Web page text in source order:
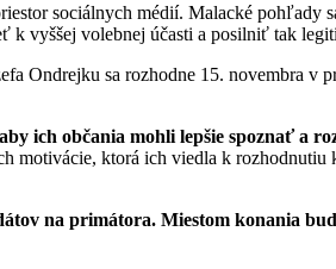
sociálnych médií. Malacké pohľady
vyššej volebnej účasti a posilniť tak
Ondrejku sa rozhodne 15. novembra v
ich občania mohli lepšie spoznať a
motivácie, ktorá ich viedla k rozhodnutiu
na primátora. Miestom konania